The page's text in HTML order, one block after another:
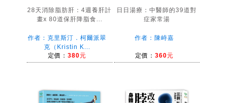
28天消除脂肪肝：4週養肝計
畫x 80道保肝降脂食...
作者：克里斯汀．柯爾派翠
克（Kristin K...
定價： 380元
日日湯療：中醫師的39道對
症家常湯
作者：陳峙嘉
定價： 360元